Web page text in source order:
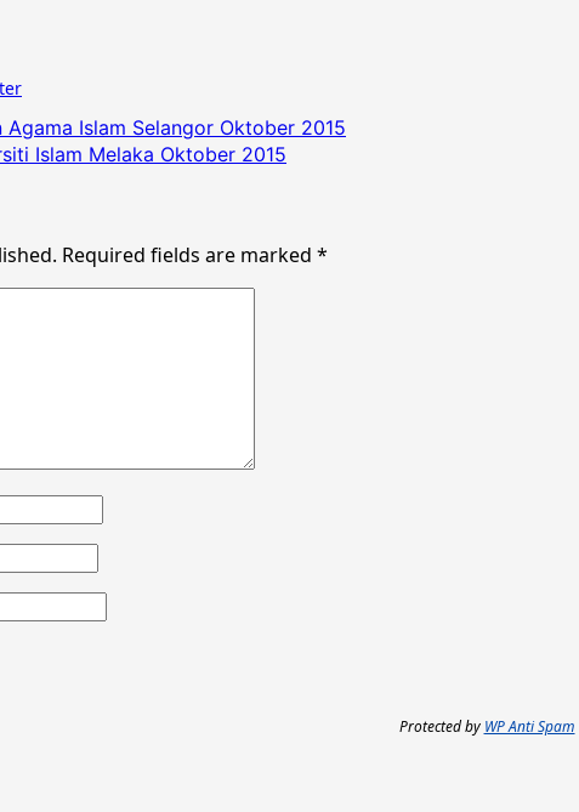
Islam Selangor Oktober 2015
Islam Melaka Oktober 2015
Required fields are marked *
Protected by WP Anti Spam